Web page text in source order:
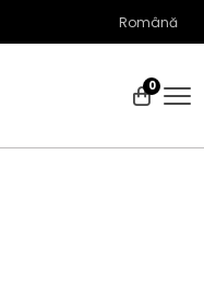
Română
0